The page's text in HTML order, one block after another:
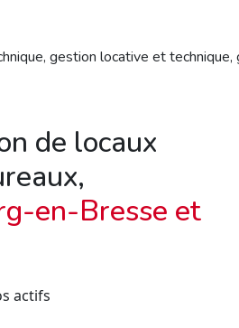
gestion locative et
de locaux
en-Bresse et
actifs